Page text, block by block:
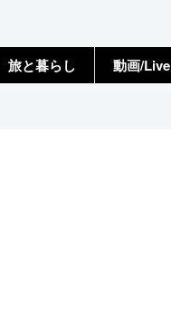
旅と暮らし 動画/Live